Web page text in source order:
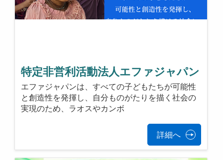
特定非営利活動法人エファジャパン
エファジャパンは、すべての子どもたちが可能性
と創造性を発揮し、自分ものがたりを描く社会の
実現のため、ラオスやカンボ
詳細へ